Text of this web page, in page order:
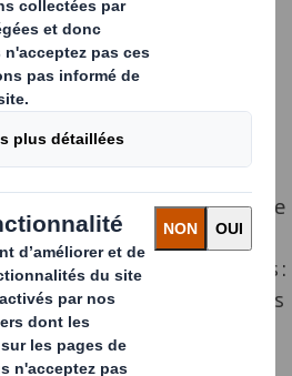
sur les besoins de votre
à stimuler vos ventes,
vos risques et intégrer la
méthode de travail unique,
qualifiées travaillent en étroite
client pour concevoir des
d'obtenir de vrais résultats :
une réduction des coûts
dans un contexte de
Concrètement, cela signifie :